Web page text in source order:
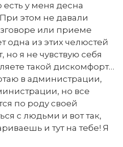
у меня десна
этом не давали
или приеме
одна из этих челюстей
но я не чувствую себя
такой дискомфорт…
в администрации,
но все
по роду своей
с людьми и вот так,
и тут на тебе! Я